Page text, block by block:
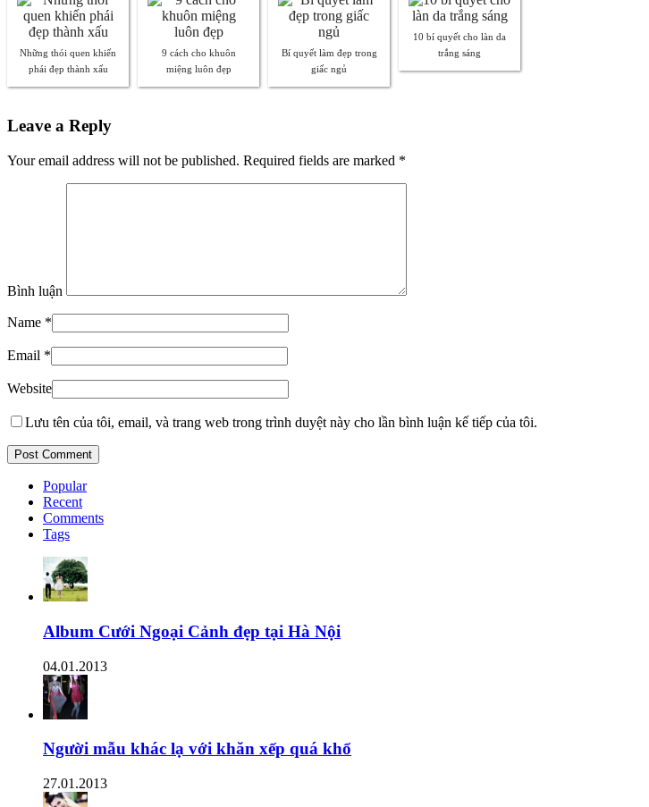
Những thói quen khiến
phái đẹp thành xấu
9 cách cho khuôn
miệng luôn đẹp
Bí quyết làm đẹp trong
giấc ngủ
10 bí quyết cho làn da
trắng sáng
Leave a Reply
Your email address will not be published. Required fields are marked *
Bình luận
Name *
Email *
Website
Lưu tên của tôi, email, và trang web trong trình duyệt này cho lần bình luận kế tiếp của tôi.
Popular
Recent
Comments
Tags
Album Cưới Ngoại Cảnh đẹp tại Hà Nội
04.01.2013
Người mẫu khác lạ với khăn xếp quá khổ
27.01.2013